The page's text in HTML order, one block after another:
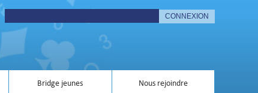
Bridge jeunes Nous rejoindre